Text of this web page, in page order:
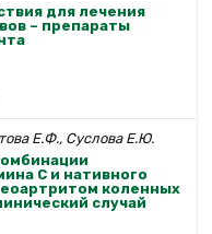
для лечения
– препараты
Е.Ф., Суслова Е.Ю.
С и нативного
коленных
случай